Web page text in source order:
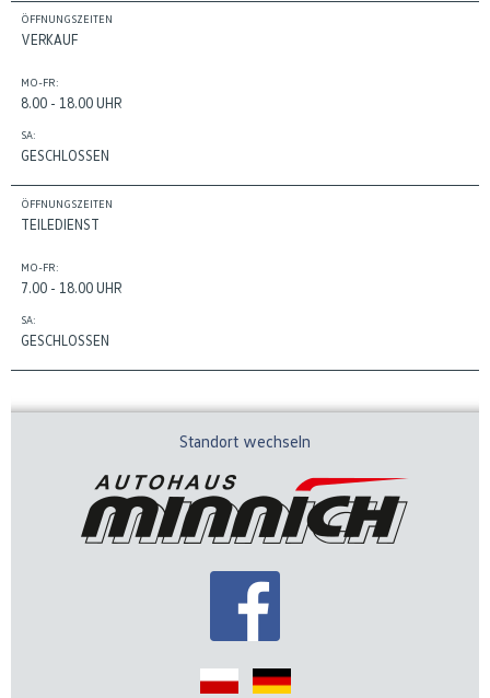
ÖFFNUNGSZEITEN
VERKAUF
MO-FR:
8.00 - 18.00 UHR
SA:
GESCHLOSSEN
ÖFFNUNGSZEITEN
TEILEDIENST
MO-FR:
7.00 - 18.00 UHR
SA:
GESCHLOSSEN
Standort wechseln